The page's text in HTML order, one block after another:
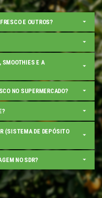
E OUTROS?
SMOOTHIES E A
NO SUPERMERCADO?
(SISTEMA DE DEPÓSITO
NO SDR?